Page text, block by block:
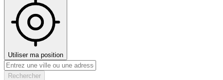
Utiliser ma position
Rechercher